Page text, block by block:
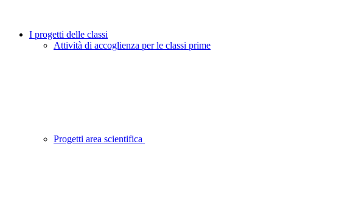
I progetti delle classi
Attività di accoglienza per le classi prime
Progetti area scientifica